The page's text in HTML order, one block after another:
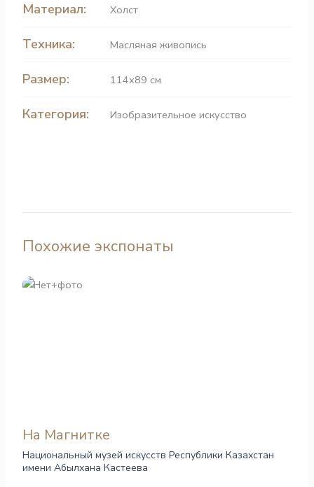
Материал: Холст
Техника: Масляная живопись
Размер: 114х89 см
Категория: Изобразительное искусство
Похожие экспонаты
На Магнитке
Национальный музей искусств Республики Казахстан
имени Абылхана Кастеева